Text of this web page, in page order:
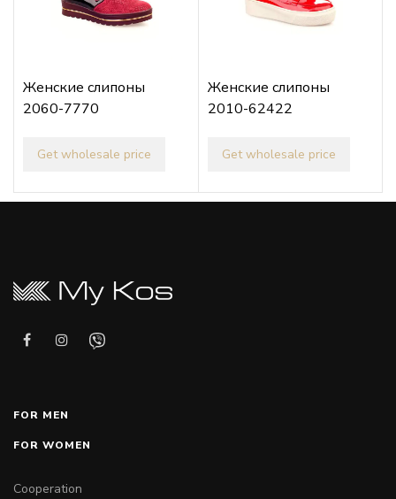
Женские слипоны
2060-7770
Get wholesale price
Женские слипоны
2010-62422
Get wholesale price
FOR MEN
FOR WOMEN
Cooperation